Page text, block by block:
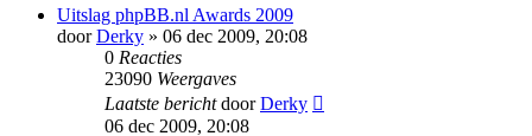
Uitslag phpBB.nl Awards 2009
doorDerky » 06 dec 2009, 20:08
0 Reacties
23090 Weergaves
Laatste berichtdoorDerky
06 dec 2009, 20:08